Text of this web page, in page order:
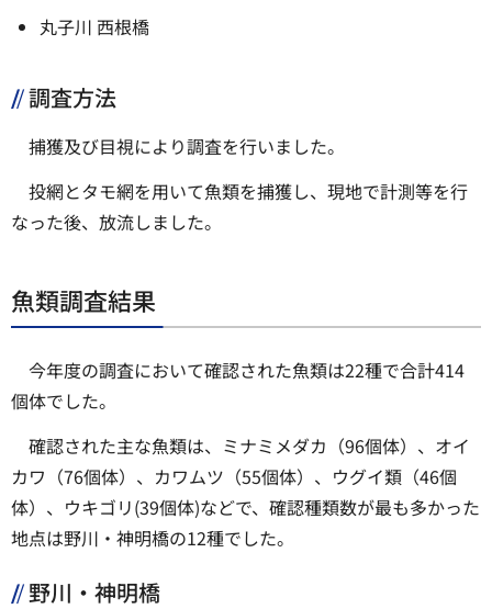
丸子川 西根橋
調査方法
捕獲及び目視により調査を行いました。
投網とタモ網を用いて魚類を捕獲し、現地で計測等を行
なった後、放流しました。
魚類調査結果
今年度の調査において確認された魚類は22種で合計414
個体でした。
確認された主な魚類は、ミナミメダカ（96個体）、オイ
カワ（76個体）、カワムツ（55個体）、ウグイ類（46個
体）、ウキゴリ(39個体)などで、確認種類数が最も多かった
地点は野川・神明橋の12種でした。
野川・神明橋